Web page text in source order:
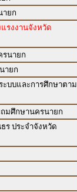
ายก
รงงานจังหวัด
รนายก
ายก
ะบบและการศึกษาตาม
มศึกษานครนายก
ร ประจำจังหวัด